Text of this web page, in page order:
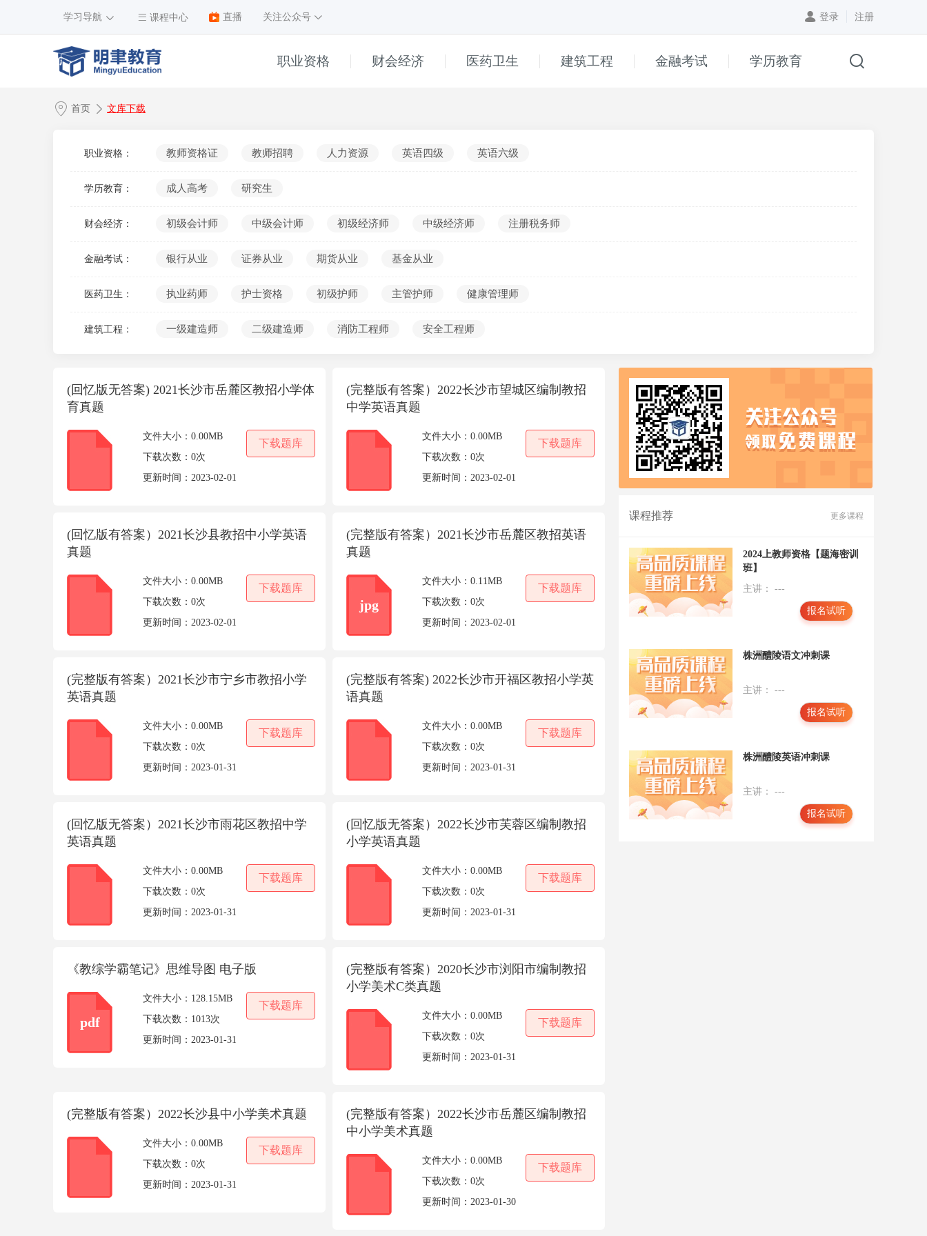
学习导航 课程中心 直播 关注公众号 登录 注册
课程
高中
6 普通话
真题解析
职业资格 财会经济 医药卫生 建筑工程 金融考试 学历教育
首页 文库下载
职业资格： 教师资格证 教师招聘 人力资源 英语四级 英语六级
学历教育： 成人高考 研究生
财会经济： 初级会计师 中级会计师 初级经济师 中级经济师 注册税务师
金融考试： 银行从业 证券从业 期货从业 基金从业
医药卫生： 执业药师 护士资格 初级护师 主管护师 健康管理师
建筑工程： 一级建造师 二级建造师 消防工程师 安全工程师
(回忆版无答案) 2021长沙市岳麓区教招小学体
育真题
文件大小： 0.00MB
下载次数： 0次
更新时间： 2023-02-01
下载题库
(完整版有答案）2022长沙市望城区编制教招
中学英语真题
文件大小： 0.00MB
下载次数： 0次
更新时间： 2023-02-01
下载题库
(回忆版有答案）2021长沙县教招中小学英语
真题
文件大小： 0.00MB
下载次数： 0次
更新时间： 2023-02-01
下载题库
(完整版有答案）2021长沙市岳麓区教招英语
真题
jpg
文件大小： 0.11MB
下载次数： 0次
更新时间： 2023-02-01
下载题库
(完整版有答案）2021长沙市宁乡市教招小学
英语真题
文件大小： 0.00MB
下载次数： 0次
更新时间： 2023-01-31
下载题库
(完整版有答案) 2022长沙市开福区教招小学英
语真题
文件大小： 0.00MB
下载次数： 0次
更新时间： 2023-01-31
下载题库
(回忆版无答案）2021长沙市雨花区教招中学
英语真题
文件大小： 0.00MB
下载次数： 0次
更新时间： 2023-01-31
下载题库
(回忆版无答案）2022长沙市芙蓉区编制教招
小学英语真题
文件大小： 0.00MB
下载次数： 0次
更新时间： 2023-01-31
下载题库
《教综学霸笔记》思维导图 电子版
pdf
文件大小： 128.15MB
下载次数： 1013次
更新时间： 2023-01-31
下载题库
(完整版有答案）2020长沙市浏阳市编制教招
小学美术C类真题
文件大小： 0.00MB
下载次数： 0次
更新时间： 2023-01-31
下载题库
(完整版有答案）2022长沙县中小学美术真题
文件大小： 0.00MB
下载次数： 0次
更新时间： 2023-01-31
下载题库
(完整版有答案）2022长沙市岳麓区编制教招
中小学美术真题
文件大小： 0.00MB
下载次数： 0次
更新时间： 2023-01-30
下载题库
课程推荐 更多课程
2024上教师资格【题海密训
班】
主讲： ---
报名试听
株洲醴陵语文冲刺课
主讲： ---
报名试听
株洲醴陵英语冲刺课
主讲： ---
报名试听